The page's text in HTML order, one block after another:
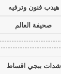
هيدب فنون وترفيه
صحيفة العالم
شدات ببجي اقساط